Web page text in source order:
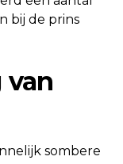
bij de prins
van
sombere